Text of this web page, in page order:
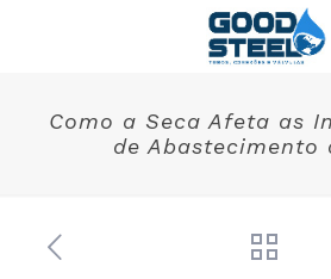
Como a Seca Afeta as
de Abastecimento